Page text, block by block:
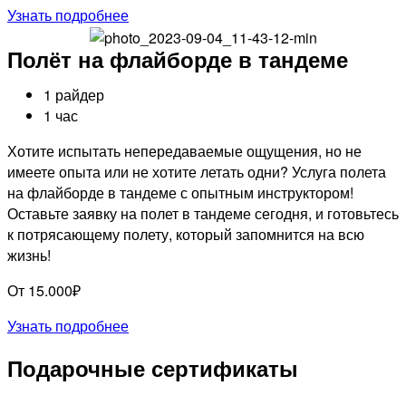
Узнать подробнее
Полёт на флайборде в тандеме
1 райдер
1 час
Хотите испытать непередаваемые ощущения, но не
имеете опыта или не хотите летать одни? Услуга полета
на флайборде в тандеме с опытным инструктором!
Оставьте заявку на полет в тандеме сегодня, и готовьтесь
к потрясающему полету, который запомнится на всю
жизнь!
От 15.000₽
Узнать подробнее
Подарочные сертификаты